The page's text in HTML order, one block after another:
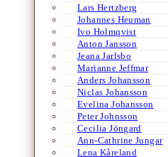
Lars Hertzberg
Johannes Heuman
Ivo Holmqvist
Anton Jansson
Jeana Jarlsbo
Marianne Jeffmar
Anders Johansson
Niclas Johansson
Evelina Johansson
Peter Johnsson
Cecilia Jöngard
Ann-Cathrine Jungar
Lena Kåreland